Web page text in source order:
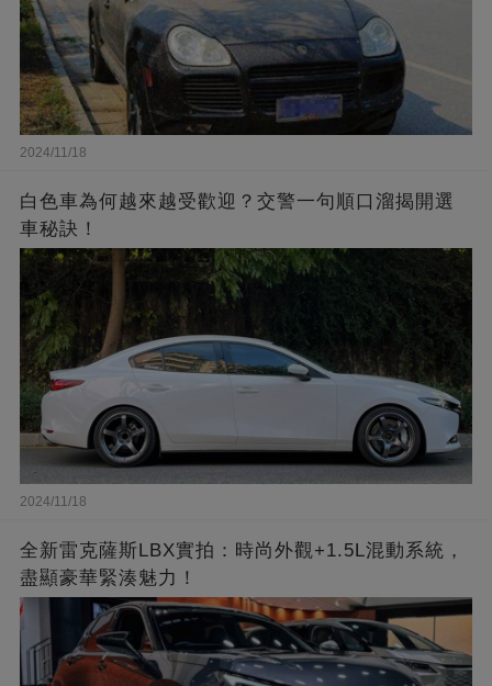
2024/11/18
白色車為何越來越受歡迎？交警一句順口溜揭開選
車秘訣！
2024/11/18
全新雷克薩斯LBX實拍：時尚外觀+1.5L混動系統，
盡顯豪華緊湊魅力！